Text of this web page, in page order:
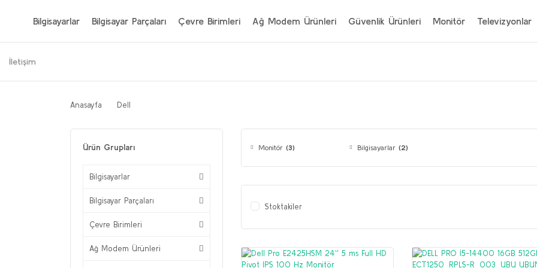
Bilgisayarlar Bilgisayar Parçaları Çevre Birimleri Ağ Modem Ürünleri Güvenlik Ürünleri Monitör Televizyonlar
İletişim
Anasayfa Dell
Ürün Grupları
Bilgisayarlar
Bilgisayar Parçaları
Çevre Birimleri
Ağ Modem Ürünleri
Monitör (3) Bilgisayarlar (2)
Stoktakiler